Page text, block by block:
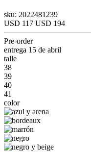
sku: 2022481239
USD 117 USD 194
Pre-order
entrega 15 de abril
talle
38
39
40
41
color